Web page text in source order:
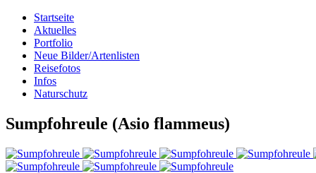
Startseite
Aktuelles
Portfolio
Neue Bilder/Artenlisten
Reisefotos
Infos
Naturschutz
Sumpfohreule (Asio flammeus)